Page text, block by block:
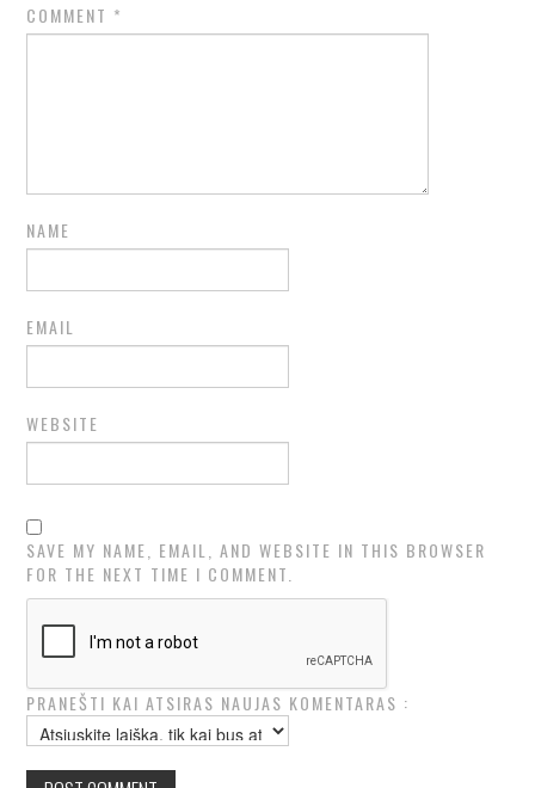
COMMENT *
NAME
EMAIL
WEBSITE
SAVE MY NAME, EMAIL, AND WEBSITE IN THIS BROWSER
FOR THE NEXT TIME I COMMENT.
PRANEŠTI KAI ATSIRAS NAUJAS KOMENTARAS :